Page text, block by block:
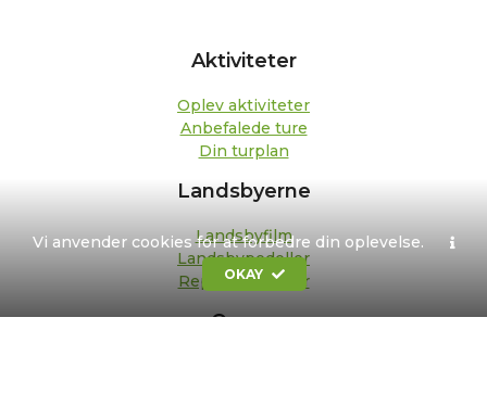
Vi anvender cookies for at forbedre din oplevelse.
OKAY
Aktiviteter
Oplev aktiviteter
Anbefalede ture
Din turplan
Landsbyerne
Landsbyfilm
Landsbypedeller
Repræsentanter
Om os